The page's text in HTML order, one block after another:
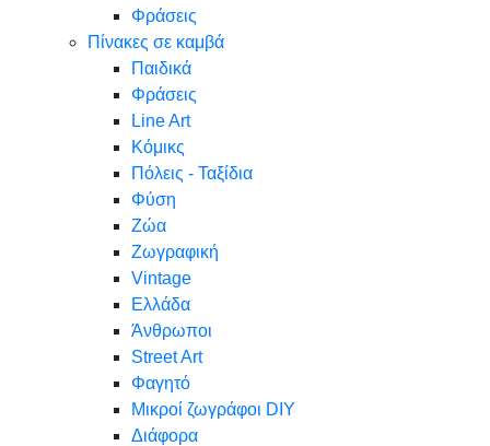
Φράσεις
Πίνακες σε καμβά
Παιδικά
Φράσεις
Line Art
Κόμικς
Πόλεις - Ταξίδια
Φύση
Ζώα
Ζωγραφική
Vintage
Ελλάδα
Άνθρωποι
Street Art
Φαγητό
Μικροί ζωγράφοι DIY
Διάφορα